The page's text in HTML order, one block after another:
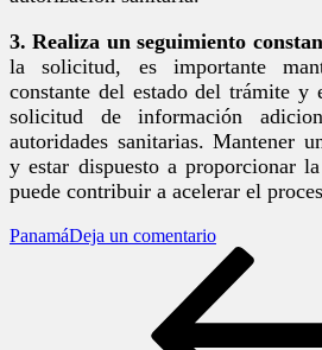
3. Realiza un seguimiento
la solicitud, es importante
constante del estado del trámite y
solicitud de información
autoridades sanitarias. Mantener
y estar dispuesto a proporcionar
puede contribuir a acelerar el
PanamáDeja un comentarioen
Guía
definitiva
para
la